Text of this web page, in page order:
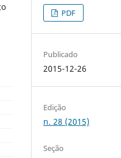
PDF
Publicado
2015-12-26
Edição
n. 28 (2015)
Seção